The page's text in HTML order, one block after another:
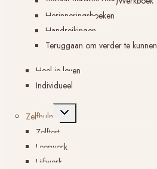
Herinneringsboeken
Handreikingen
Teruggaan om verder te kunnen
Heel je leven
Individueel
Zelfhulp
Toggle
Zelftest
Leeswerk
Lijfwerk